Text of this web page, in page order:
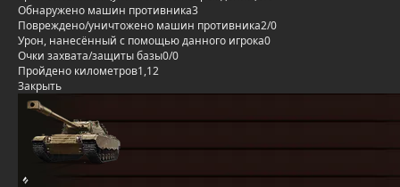
Обнаружено машин противника3
Повреждено/уничтожено машин противника2/0
Урон, нанесённый с помощью данного игрока0
Очки захвата/защиты базы0/0
Пройдено километров1,12
Закрыть